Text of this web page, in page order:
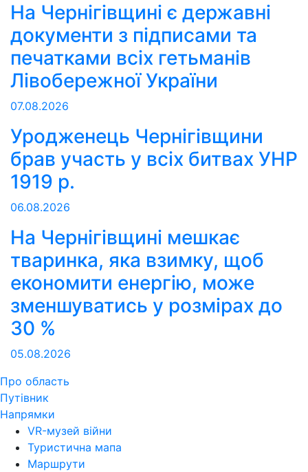
На Чернігівщині є державні
документи з підписами та
печатками всіх гетьманів
Лівобережної України
07.08.2026
Уродженець Чернігівщини
брав участь у всіх битвах УНР
1919 р.
06.08.2026
На Чернігівщині мешкає
тваринка, яка взимку, щоб
економити енергію, може
зменшуватись у розмірах до
30 %
05.08.2026
Про область
Путівник
Напрямки
VR-музей війни
Туристична мапа
Маршрути